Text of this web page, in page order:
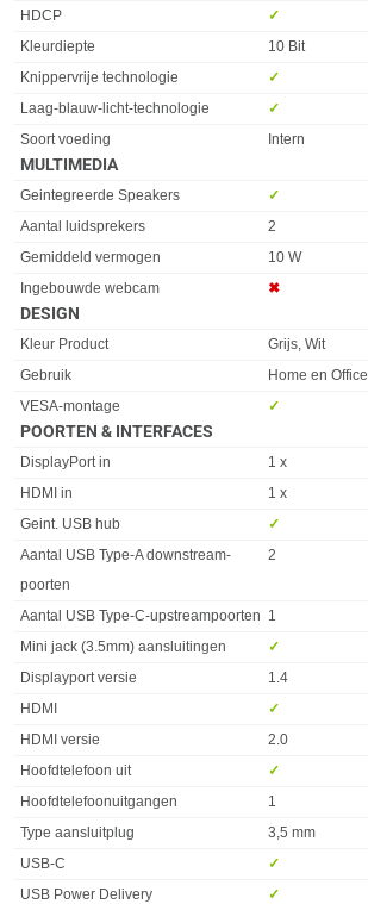
Eigenschap
HDCP
✓︎
Kleurdiepte
10 Bit
Knippervrije technologie
✓︎
Laag-blauw-licht-technologie
✓︎
Soort voeding
Intern
MULTIMEDIA
Eigenschap Waarde
Geintegreerde Speakers
✓︎
Aantal luidsprekers
2
Gemiddeld vermogen
10 W
Ingebouwde webcam
✖︎
DESIGN
Eigenschap Waarde
Kleur Product
Grijs, Wit
Gebruik
Home en Office
VESA-montage
✓︎
POORTEN & INTERFACES
Eigenschap Waarde
DisplayPort in
1 x
HDMI in
1 x
Geint. USB hub
✓︎
Aantal USB Type-A downstream-
poorten
2
Aantal USB Type-C-upstreampoorten 1
Mini jack (3.5mm) aansluitingen
✓︎
Displayport versie
1.4
HDMI
✓︎
HDMI versie
2.0
Hoofdtelefoon uit
✓︎
Hoofdtelefoonuitgangen
1
Type aansluitplug
3,5 mm
USB-C
✓︎
USB Power Delivery
✓︎